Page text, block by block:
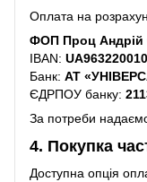
Оплата на
ФОП Проц Андрій
IBAN:
Банк: АТ
ЄДРПОУ банку:
За потреби
4. Покупка
Доступна опція